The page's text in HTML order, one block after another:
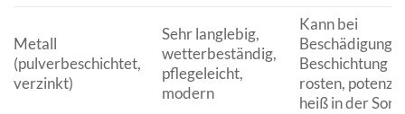
Metall
(pulverbeschichtet,
verzinkt)
Sehr langlebig,
wetterbeständig,
pflegeleicht,
modern
Kann bei
Beschädigung
Beschichtung
rosten,
heiß in der